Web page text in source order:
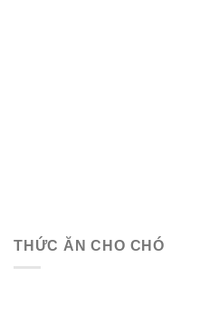
THỨC ĂN CHO CHÓ